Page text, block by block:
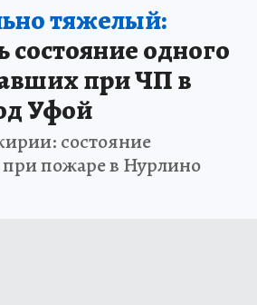
тяжелый:
состояние одного
при ЧП в
Уфой
состояние
пожаре в Нурлино